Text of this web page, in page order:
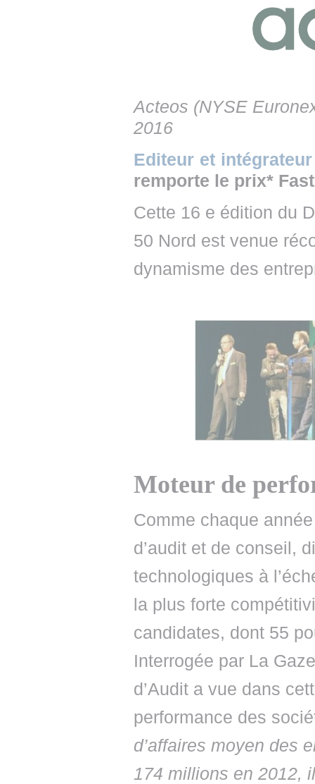
👉 PRENDRE LA PAROLE •
👉
Acteos (NYSE
2016
Editeur et
remporte le prix*
Cette 16 e édition du
50 Nord est venue
dynamisme des
Moteur de
Comme chaque
d’audit et de conseil,
technologiques à
la plus forte
candidates, dont 55
Interrogée par La
d’Audit a vue dans
performance des
d’affaires moyen des
174 millions en 2012,